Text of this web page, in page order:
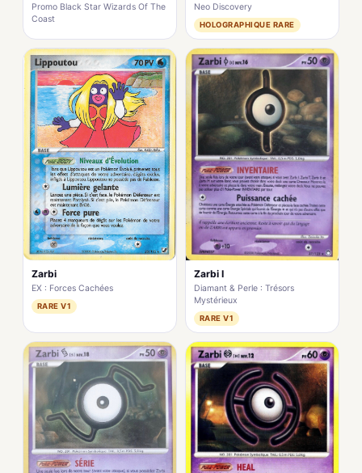
Promo Black Star Wizards Of The
Coast
Neo Discovery
HOLOGRAPHIQUE RARE
Zarbi
EX : Forces Cachées
RARE V1
Zarbi I
Diamant & Perle : Trésors
Mystérieux
RARE V1